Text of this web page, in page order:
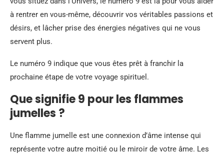
à rentrer en vous-même, découvrir vos véritables passions et
désirs, et lâcher prise des énergies négatives qui ne vous
servent plus.
Le numéro 9 indique que vous êtes prêt à franchir la
prochaine étape de votre voyage spirituel.
Que signifie 9 pour les flammes
jumelles ?
Une flamme jumelle est une connexion d’âme intense qui
représente votre autre moitié ou le miroir de votre âme. Les